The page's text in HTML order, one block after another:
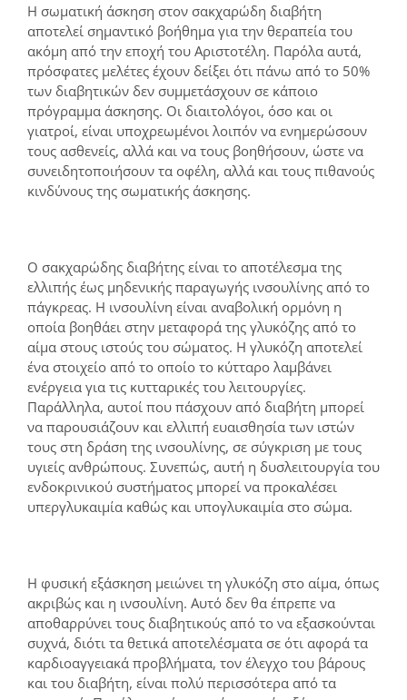
Η σωματική άσκηση στον σακχαρώδη διαβήτη
αποτελεί σημαντικό βοήθημα για την θεραπεία του
ακόμη από την εποχή του Αριστοτέλη. Παρόλα αυτά,
πρόσφατες μελέτες έχουν δείξει ότι πάνω από το 50%
των διαβητικών δεν συμμετάσχουν σε κάποιο
πρόγραμμα άσκησης. Οι διαιτολόγοι, όσο και οι
γιατροί, είναι υποχρεωμένοι λοιπόν να ενημερώσουν
τους ασθενείς, αλλά και να τους βοηθήσουν, ώστε να
συνειδητοποιήσουν τα οφέλη, αλλά και τους πιθανούς
κινδύνους της σωματικής άσκησης.
Ο σακχαρώδης διαβήτης είναι το αποτέλεσμα της
ελλιπής έως μηδενικής παραγωγής ινσουλίνης από το
πάγκρεας. Η ινσουλίνη είναι αναβολική ορμόνη η
οποία βοηθάει στην μεταφορά της γλυκόζης από το
αίμα στους ιστούς του σώματος. Η γλυκόζη αποτελεί
ένα στοιχείο από το οποίο το κύτταρο λαμβάνει
ενέργεια για τις κυτταρικές του λειτουργίες.
Παράλληλα, αυτοί που πάσχουν από διαβήτη μπορεί
να παρουσιάζουν και ελλιπή ευαισθησία των ιστών
τους στη δράση της ινσουλίνης, σε σύγκριση με τους
υγιείς ανθρώπους. Συνεπώς, αυτή η δυσλειτουργία του
ενδοκρινικού συστήματος μπορεί να προκαλέσει
υπεργλυκαιμία καθώς και υπογλυκαιμία στο σώμα.
Η φυσική εξάσκηση μειώνει τη γλυκόζη στο αίμα, όπως
ακριβώς και η ινσουλίνη. Αυτό δεν θα έπρεπε να
αποθαρρύνει τους διαβητικούς από το να εξασκούνται
συχνά, διότι τα θετικά αποτελέσματα σε ότι αφορά τα
καρδιοαγγειακά προβλήματα, τον έλεγχο του βάρους
και του διαβήτη, είναι πολύ περισσότερα από τα